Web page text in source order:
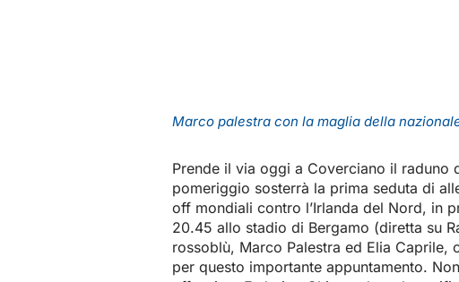
Marco palestra con la maglia della
Prende il via oggi a Coverciano il raduno
pomeriggio sosterrà la prima seduta di
off mondiali contro l’Irlanda del Nord, in
20.45 allo stadio di Bergamo (diretta su
rossoblù, Marco Palestra ed Elia
per questo importante appuntamento.